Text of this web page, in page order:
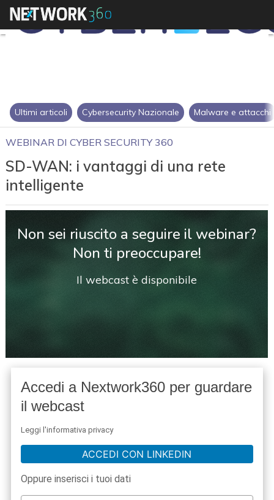
Ultimi articoli Cybersecurity Nazionale Malware e attacchi
WEBINAR DI CYBER SECURITY 360
SD-WAN: i vantaggi di una rete
intelligente
Non sei riuscito a seguire il webinar?
Non ti preoccupare!
Il webcast è disponibile
Accedi a Nextwork360 per guardare
il webcast
Leggi l'informativa privacy
ACCEDI CON LINKEDIN
Oppure inserisci i tuoi dati